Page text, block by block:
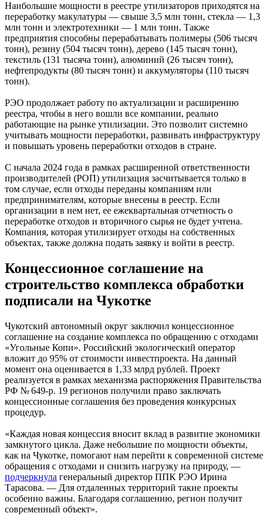
Наибольшие мощности в реестре утилизаторов приходятся на
переработку макулатуры — свыше 3,5 млн тонн, стекла — 1,3
млн тонн и электротехники — 1 млн тонн. Также
предприятия способны перерабатывать полимеры (506 тысяч
тонн), резину (504 тысяч тонн), дерево (145 тысяч тонн),
текстиль (131 тысяча тонн), алюминий (26 тысяч тонн),
нефтепродукты (80 тысяч тонн) и аккумуляторы (110 тысяч
тонн).
РЭО продолжает работу по актуализации и расширению
реестра, чтобы в него вошли все компании, реально
работающие на рынке утилизации. Это позволит системно
учитывать мощности переработки, развивать инфраструктуру
и повышать уровень переработки отходов в стране.
С начала 2024 года в рамках расширенной ответственности
производителей (РОП) утилизация засчитывается только в
том случае, если отходы переданы компаниям или
предпринимателям, которые внесены в реестр. Если
организации в нем нет, ее ежеквартальная отчетность о
переработке отходов и вторичного сырья не будет учтена.
Компания, которая утилизирует отходы на собственных
объектах, также должна подать заявку и войти в реестр.
Концессионное соглашение на
строительство комплекса обработки
подписали на Чукотке
Чукотский автономный округ заключил концессионное
соглашение на создание комплекса по обращению с отходами
«Угольные Копи». Российский экологический оператор
вложит до 95% от стоимости инвестпроекта. На данный
момент она оценивается в 1,33 млрд рублей. Проект
реализуется в рамках механизма распоряжения Правительства
РФ № 649-р. 19 регионов получили право заключать
концессионные соглашения без проведения конкурсных
процедур.
«Каждая новая концессия вносит вклад в развитие экономики
замкнутого цикла. Даже небольшие по мощности объекты,
как на Чукотке, помогают нам перейти к современной системе
обращения с отходами и снизить нагрузку на природу, —
подчеркнула генеральный директор ППК РЭО Ирина
Тарасова. — Для отдаленных территорий такие проекты
особенно важны. Благодаря соглашению, регион получит
современный объект».